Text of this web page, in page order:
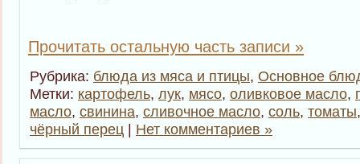
Прочитать остальную часть записи »
Рубрика: блюда из мяса и птицы, Основное
Метки: картофель, лук, мясо, оливковое масло,
масло, свинина, сливочное масло, соль, томаты
чёрный перец | Нет комментариев »